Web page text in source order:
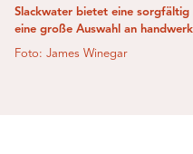
Slackwater bietet eine sorgfältig
eine große Auswahl an
Foto: James Winegar